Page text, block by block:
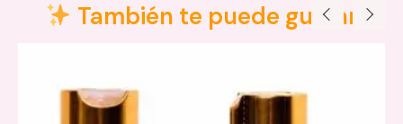
También te puede gustar